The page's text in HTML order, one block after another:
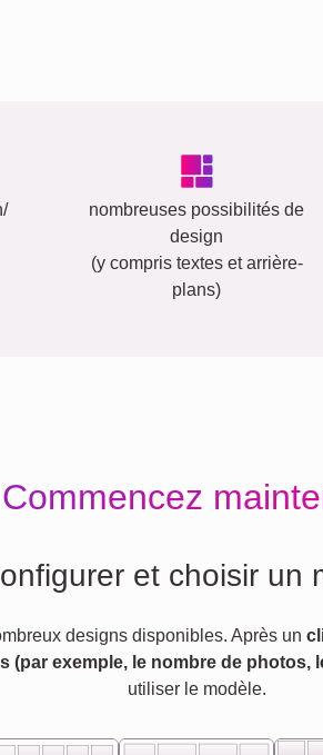
nombreuses possibilités de
design
(y compris textes et arrière-
plans)
Commencez
et choisir un
designs disponibles. Après un
(par exemple, le nombre de photos,
utiliser le modèle.